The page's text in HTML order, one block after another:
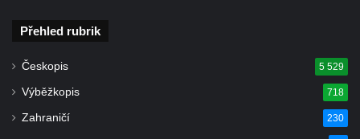
ve Velkém Šenově
Teplicích
Údajný kříž u silnice č. 15 západně od
Želkovic pod horou Libeš
Přehled rubrik
Českopis 5 529
Výběžkopis 718
Zahraničí 230